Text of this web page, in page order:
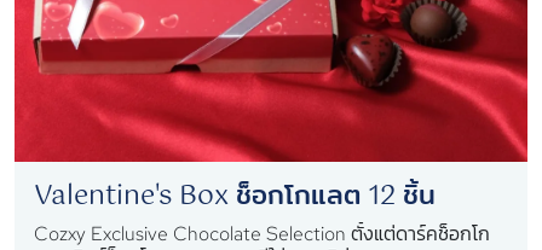
Valentine's Box ช็อกโกแลต 12 ชิ้น
Cozxy Exclusive Chocolate Selection ตั้งแต่ดาร์คช็อกโก